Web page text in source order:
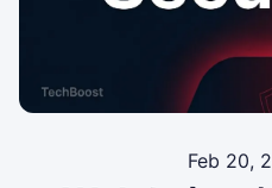
Feb 20,